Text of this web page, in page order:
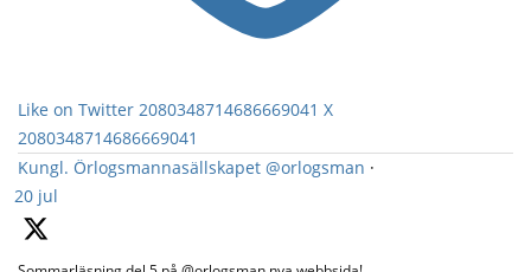
Like on Twitter 2080348714686669041 X
2080348714686669041
Kungl. Örlogsmannasällskapet @orlogsman ·
20 jul